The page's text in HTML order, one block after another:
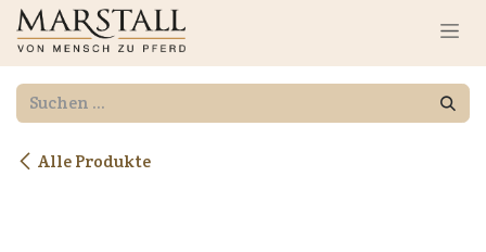
Zum Inhalt springen
Alle Produkte